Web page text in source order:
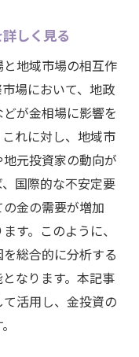
とその分析
金相場の関係
ぼす影響を解説
与える影響
の関係
ぼす短期的影響
相関
の未来
の現在地
連動性
しく見る
地域市場の相互作
場において、地政
が金相場に影響を
れに対し、地域市
元投資家の動向が
国際的な不安定要
金の需要が増加
す。このように、
総合的に分析する
なります。本記事
活用し、金投資の